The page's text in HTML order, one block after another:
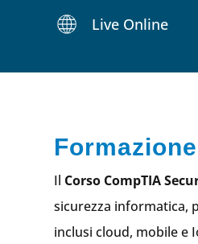
Live Online
Il Corso CompTIA
sicurezza informatica,
inclusi cloud, mobile e